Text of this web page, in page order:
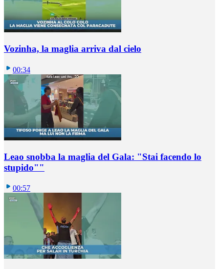
Vozinha, la maglia arriva dal cielo
00:34
Leao snobba la maglia del Gala: "Stai facendo lo
stupido""
00:57